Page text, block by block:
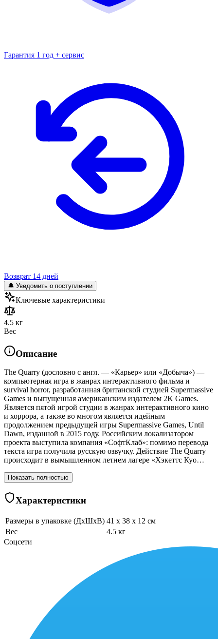
Гарантия 1 год + сервис
Возврат 14 дней
🔔 Уведомить о поступлении
Ключевые характеристики
4.5 кг
Вес
Описание
The Quarry (дословно с англ. — «Карьер» или «Добыча») —
компьютерная игра в жанрах интерактивного фильма и
survival horror, разработанная британской студией Supermassive
Games и выпущенная американским издателем 2K Games.
Является пятой игрой студии в жанрах интерактивного кино
и хоррора, а также во многом является идейным
продолжением предыдущей игры Supermassive Games, Until
Dawn, изданной в 2015 году. Российским локализатором
проекта выступила компания «СофтКлаб»: помимо перевода
текста игра получила русскую озвучку. Действие The Quarry
происходит в вымышленном летнем лагере «Хэкеттс Куо…
Показать полностью
Характеристики
Размеры в упаковке (ДхШхВ) 41 x 38 x 12 см
Вес
4.5 кг
Соцсети